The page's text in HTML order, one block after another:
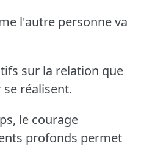
l'autre personne va
sur la relation que
réalisent.
le courage
profonds permet